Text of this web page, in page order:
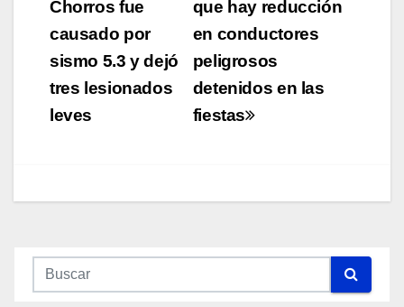
entradas
que hay reducción
en conductores
peligrosos
detenidos en las
fiestas
Chorros fue
causado por
sismo 5.3 y dejó
tres lesionados
leves